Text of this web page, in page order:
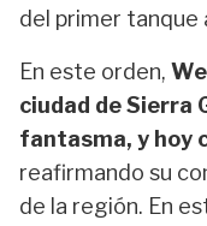
del primer tanque
En este orden,
ciudad de Sierra
fantasma, y hoy
reafirmando su
de la región. En